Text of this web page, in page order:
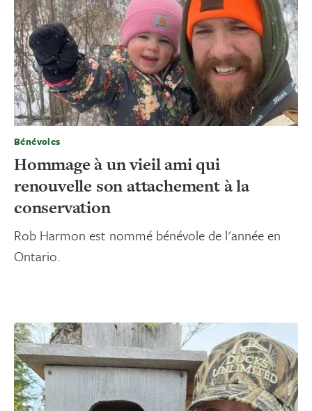
Bénévoles
Hommage à un vieil ami qui
renouvelle son attachement à la
conservation
Rob Harmon est nommé bénévole de l'année en
Ontario.